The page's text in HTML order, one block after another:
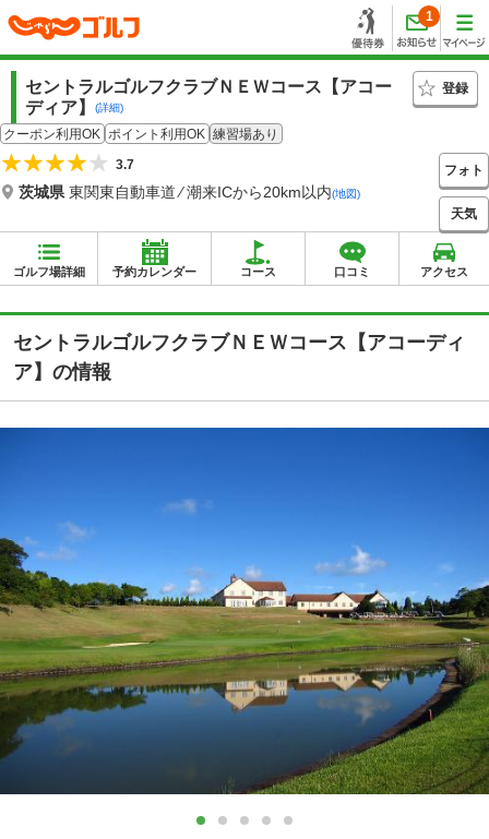
1
セントラルゴルフクラブＮＥＷコース【アコー
ディア】
(詳細)
登録
クーポン利用OK ポイント利用OK 練習場あり
3.7
茨城県 東関東自動車道 ⁄ 潮来ICから20km以内(地図)
フォト
天気
ゴルフ場詳細 予約カレンダー コース 口コミ アクセス
セントラルゴルフクラブＮＥＷコース【アコーディ
ア】の情報